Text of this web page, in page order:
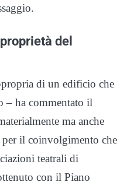
del
di un edificio che
– ha commentato il
ma anche
il coinvolgimento che
teatrali di
con il Piano